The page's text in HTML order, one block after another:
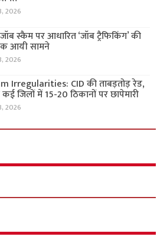
2026
स्कैम पर आधारित ‘जॉब ट्रैफिकिंग’ की
आयी सामने
2026
Irregularities: CID की ताबड़तोड़ रेड,
जिलों में 15-20 ठिकानों पर छापेमारी
2026